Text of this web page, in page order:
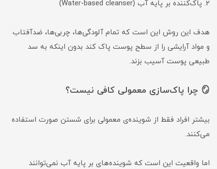
2. پاک‌کننده بر پایه آب (Water-based cleanser)
هدف این روش این است که تمام آلودگی‌ها، چربی‌ها، ضدآفتاب
و مواد آرایشی را از سطح پوست پاک کند بدون اینکه به سد
طبیعی پوست آسیب بزند.
🪞 چرا پاک‌سازی معمولی کافی نیست؟
بیشتر افراد فقط از شوینده‌ی معمولی برای شستن صورت استفاده
می‌کنند.
اما واقعیت این است که شوینده‌های بر پایه آب نمی‌توانند